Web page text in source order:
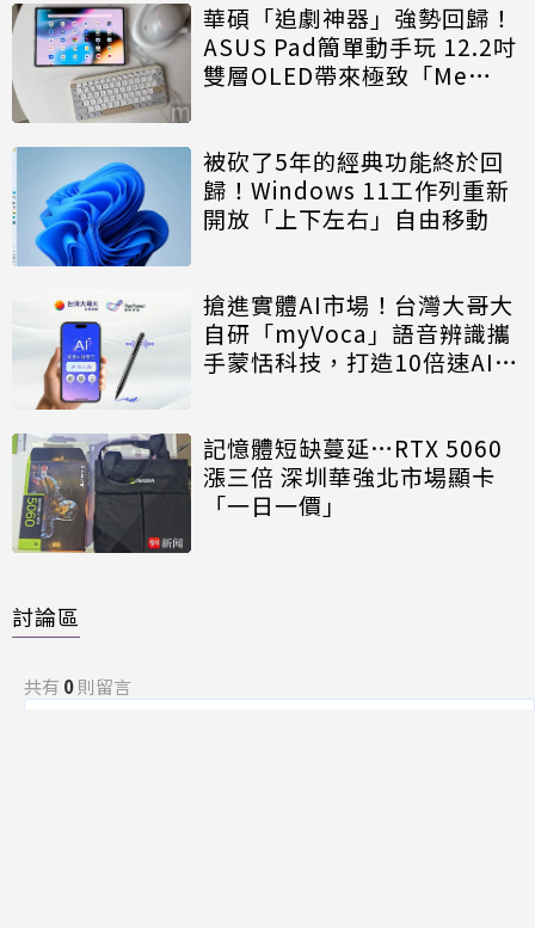
華碩「追劇神器」強勢回歸！
ASUS Pad簡單動手玩 12.2吋
雙層OLED帶來極致「Me
被砍了5年的經典功能終於回
歸！Windows 11工作列重新
開放「上下左右」自由移動
搶進實體AI市場！台灣大哥大
自研「myVoca」語音辨識攜
手蒙恬科技，打造10倍速AI錄
記憶體短缺蔓延…RTX 5060
漲三倍 深圳華強北市場顯卡
「一日一價」
討論區
共有 0則留言